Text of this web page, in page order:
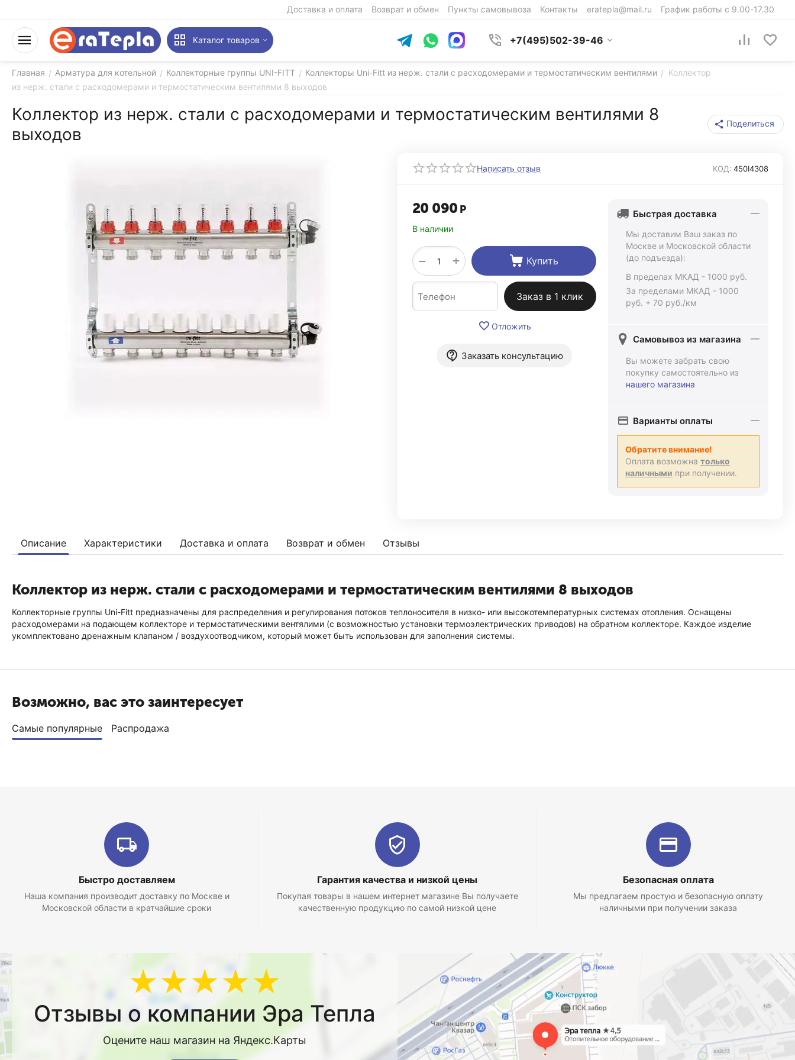
Доставка и оплата Возврат и обмен Пункты самовывоза Контакты eratepla@mail.ru График работы с 9.00-17.30
Каталог товаров +7(495)502-39-46
Главная / Арматура для котельной / Коллекторные группы UNI-FITT / Коллекторы Uni-Fitt из нерж. стали с расходомерами и термостатическим вентилями / Коллектор
из нерж. стали с расходомерами и термостатическим вентилями 8 выходов
Коллектор из нерж. стали с расходомерами и термостатическим вентилями 8
выходов
Поделиться
Написать отзыв КОД: 450I4308
20 090 Р
В наличии
+
− Купить
Заказ в 1 клик
Отложить
Заказать консультацию
Быстрая доставка
Мы доставим Ваш заказ по
Москве и Московской области
(до подъезда):
В пределах МКАД - 1000 руб.
За пределами МКАД - 1000
руб. + 70 руб./км
Самовывоз из магазина
Вы можете забрать свою
покупку самостоятельно из
нашего магазина
Варианты оплаты
Обратите внимание!
Оплата возможна только
наличными при получении.
Описание Характеристики Доставка и оплата Возврат и обмен Отзывы
Коллектор из нерж. стали с расходомерами и термостатическим вентилями 8 выходов
Коллекторные группы Uni-Fitt предназначены для распределения и регулирования потоков теплоносителя в низко- или высокотемпературных системах отопления. Оснащены
расходомерами на подающем коллекторе и термостатическими вентялими (с возможностью установки термоэлектрических приводов) на обратном коллекторе. Каждое изделие
укомплектовано дренажным клапаном / воздухоотводчиком, который может быть использован для заполнения системы.
Возможно, вас это заинтересует
Самые популярные Распродажа
Быстро доставляем
Наша компания производит доставку по Москве и
Московской области в кратчайшие сроки
Гарантия качества и низкой цены
Покупая товары в нашем интернет магазине Вы получаете
качественную продукцию по самой низкой цене
Безопасная оплата
Мы предлагаем простую и безопасную оплату
наличными при получении заказа
★★★★★
Отзывы о компании Эра Тепла
Оцените наш магазин на Яндекс.Карты